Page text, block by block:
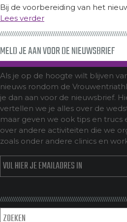
Bij de voorbereiding van het
Lees verder
MELD JE AAN VOOR DE NIEUWSBRIEF
Als je op de hoogte wilt blijven
nieuws rondom de
je dan aan voor de nieuwsbrief.
vertellen we je alles over de
maar geven we ook tips en trucs
over andere activiteiten die we
zoals onder andere clinics en